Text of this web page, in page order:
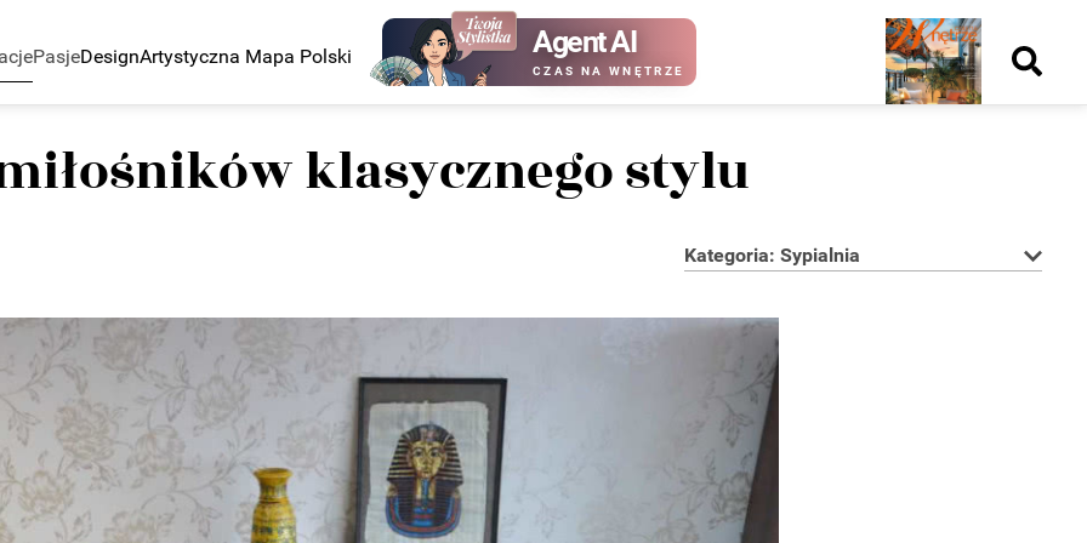
PasjeDesignArtystyczna Mapa Polski Agent AI
CZAS NA WNĘTRZE
Nowy
numer
kup ten
klasycznego stylu
Kategoria: Sypialnia